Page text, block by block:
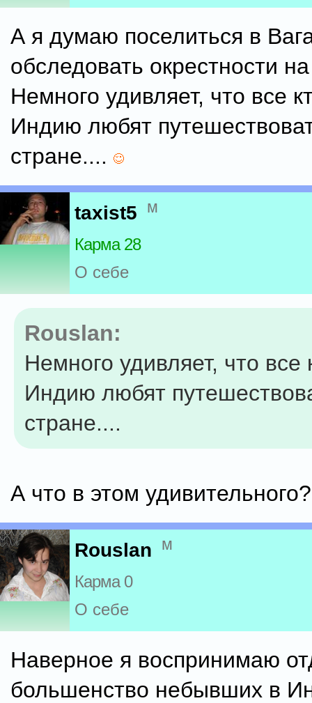
А я думаю поселиться в
обследовать окрестности
Немного удивляет, что все
Индию любят
стране....
taxist5 м
Карма 28
О себе
Rouslan:
Немного удивляет, что все
Индию любят
стране....
А что в этом удивительного?
Rouslan м
Карма 0
О себе
Наверное я воспринимаю
большенство небывших в